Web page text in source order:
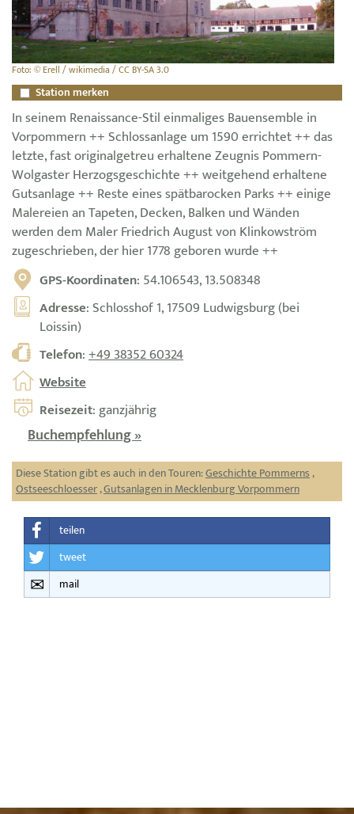
Foto: © Erell / wikimedia / CC BY-SA 3.0
Station merken
In seinem Renaissance-Stil einmaliges Bauensemble in
Vorpommern ++ Schlossanlage um 1590 errichtet ++ das
letzte, fast originalgetreu erhaltene Zeugnis Pommern-
Wolgaster Herzogsgeschichte ++ weitgehend erhaltene
Gutsanlage ++ Reste eines spätbarocken Parks ++ einige
Malereien an Tapeten, Decken, Balken und Wänden
werden dem Maler Friedrich August von Klinkowström
zugeschrieben, der hier 1778 geboren wurde ++
GPS-Koordinaten: 54.106543, 13.508348
Adresse: Schlosshof 1, 17509 Ludwigsburg (bei
Loissin)
Telefon:+49 38352 60324
Website
Reisezeit: ganzjährig
Buchempfehlung »
Diese Station gibt es auch in den Touren:Geschichte Pommerns,
Ostseeschloesser,Gutsanlagen in Mecklenburg Vorpommern
teilen
tweet
mail